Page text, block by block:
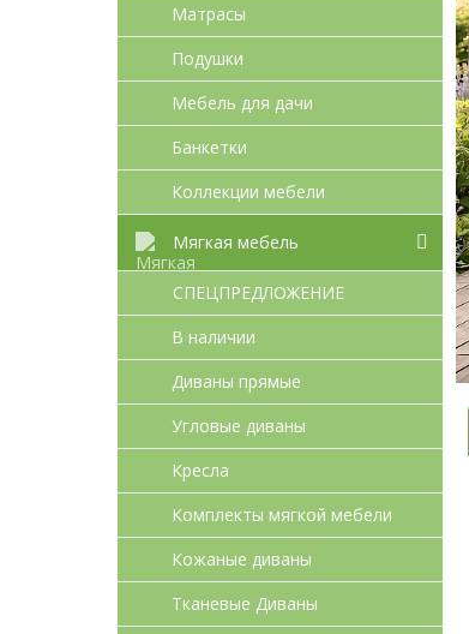
Матрасы
Подушки
Мебель для дачи
Банкетки
Коллекции мебели
Мягкая мебель
СПЕЦПРЕДЛОЖЕНИЕ
В наличии
Диваны прямые
Угловые диваны
Кресла
Комплекты мягкой мебели
Кожаные диваны
Тканевые Диваны